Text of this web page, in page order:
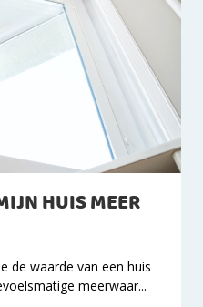
HUIS MEER
de waarde van een huis
meerwaar...